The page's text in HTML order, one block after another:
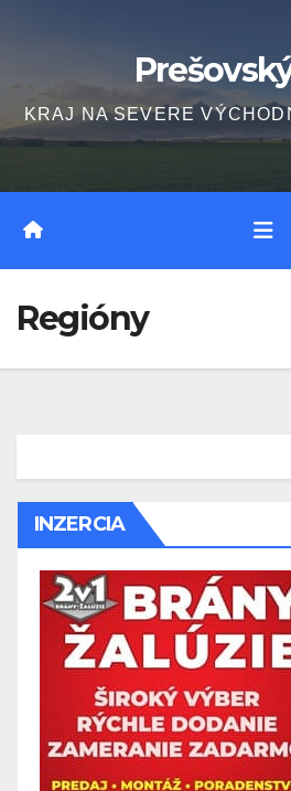
KRAJ NA SEVERE
Regióny
INZERCIA